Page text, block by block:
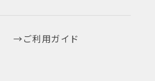
ご利用ガイド